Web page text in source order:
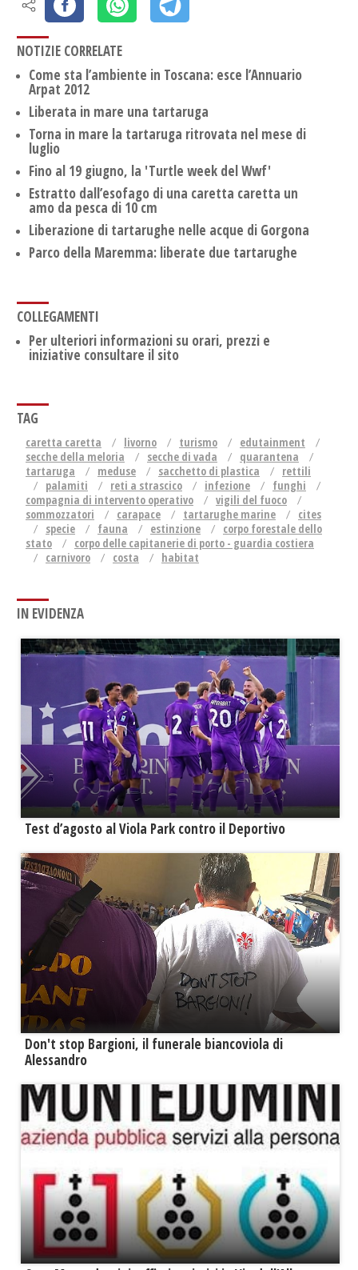
NOTIZIE CORRELATE
Come sta l’ambiente in Toscana: esce l’Annuario
Arpat 2012
Liberata in mare una tartaruga
Torna in mare la tartaruga ritrovata nel mese di
luglio
Fino al 19 giugno, la 'Turtle week del Wwf'
Estratto dall’esofago di una caretta caretta un
amo da pesca di 10 cm
Liberazione di tartarughe nelle acque di Gorgona
Parco della Maremma: liberate due tartarughe
COLLEGAMENTI
Per ulteriori informazioni su orari, prezzi e
iniziative consultare il sito
TAG
caretta caretta livorno turismo
edutainment
secche della meloria
secche di vada
quarantena
tartaruga
meduse sacchetto di plastica
rettili
palamiti
reti a strascico infezione
funghi
compagnia di intervento operativo
vigili del fuoco
sommozzatori
carapace tartarughe marine
cites
specie
fauna estinzione
corpo forestale dello
stato
corpo delle capitanerie di porto - guardia costiera
carnivoro
costa habitat
IN EVIDENZA
Test d’agosto al Viola Park contro il Deportivo
Don't stop Bargioni, il funerale biancoviola di
Alessandro